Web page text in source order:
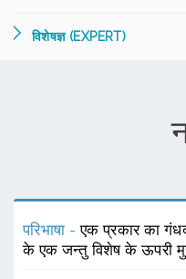
विशेषज्ञ (EXPERT)
परिभाषा -एक प्रकार का
के एक जन्तु विशेष के ऊपरी